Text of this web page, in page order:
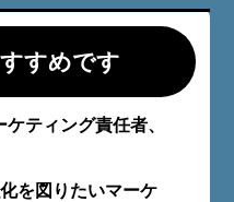
すめです
ティング責任者、
を図りたいマーケ